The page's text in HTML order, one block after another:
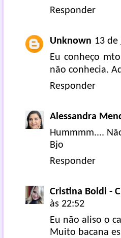
Responder
Unknown 13 de
Eu conheço
não conhecia.
Responder
Alessandra
Hummmm....
Bjo
Responder
Cristina Boldi -
às 22:52
Eu não aliso o
Muito bacana